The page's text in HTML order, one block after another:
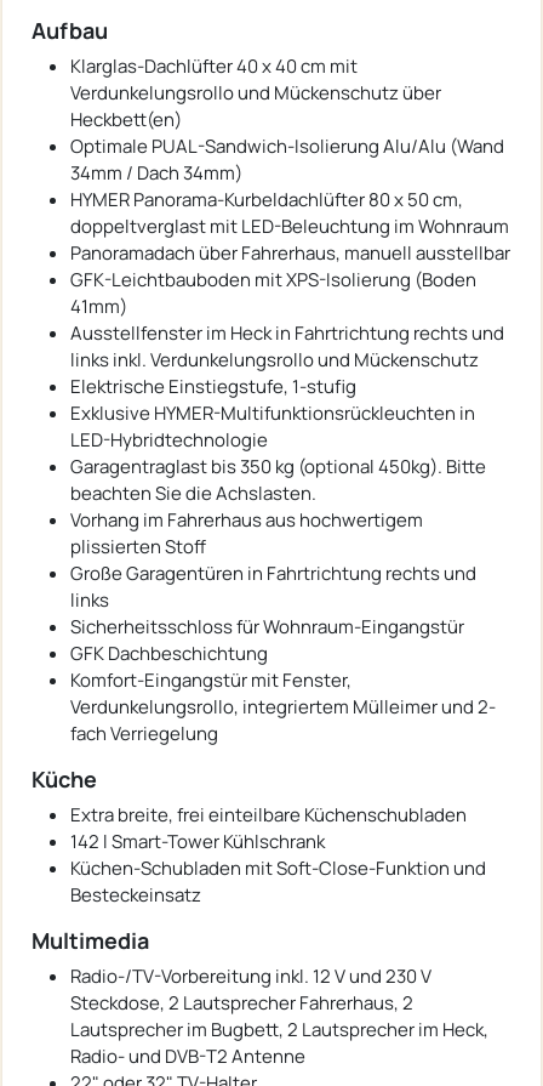
Aufbau
Klarglas-Dachlüfter 40 x 40 cm mit
Verdunkelungsrollo und Mückenschutz über
Heckbett(en)
Optimale PUAL-Sandwich-Isolierung Alu/Alu (Wand
34mm / Dach 34mm)
HYMER Panorama-Kurbeldachlüfter 80 x 50 cm,
doppeltverglast mit LED-Beleuchtung im Wohnraum
Panoramadach über Fahrerhaus, manuell ausstellbar
GFK-Leichtbauboden mit XPS-Isolierung (Boden
41mm)
Ausstellfenster im Heck in Fahrtrichtung rechts und
links inkl. Verdunkelungsrollo und Mückenschutz
Elektrische Einstiegstufe, 1-stufig
Exklusive HYMER-Multifunktionsrückleuchten in
LED-Hybridtechnologie
Garagentraglast bis 350 kg (optional 450kg). Bitte
beachten Sie die Achslasten.
Vorhang im Fahrerhaus aus hochwertigem
plissierten Stoff
Große Garagentüren in Fahrtrichtung rechts und
links
Sicherheitsschloss für Wohnraum-Eingangstür
GFK Dachbeschichtung
Komfort-Eingangstür mit Fenster,
Verdunkelungsrollo, integriertem Mülleimer und 2-
fach Verriegelung
Küche
Extra breite, frei einteilbare Küchenschubladen
142 l Smart-Tower Kühlschrank
Küchen-Schubladen mit Soft-Close-Funktion und
Besteckeinsatz
Multimedia
Radio-/TV-Vorbereitung inkl. 12 V und 230 V
Steckdose, 2 Lautsprecher Fahrerhaus, 2
Lautsprecher im Bugbett, 2 Lautsprecher im Heck,
Radio- und DVB-T2 Antenne